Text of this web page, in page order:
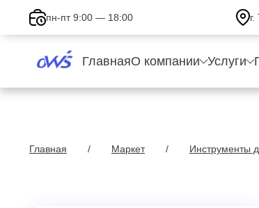
пн-пт 9:00 — 18:00
ГлавнаяО компании Услуги
Главная Маркет Инструменты